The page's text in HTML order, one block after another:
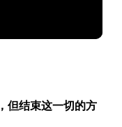
但结束这一切的方